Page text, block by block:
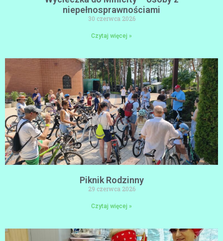
niepełnosprawnościami
30 czerwca 2026
Czytaj więcej »
Piknik Rodzinny
29 czerwca 2026
Czytaj więcej »